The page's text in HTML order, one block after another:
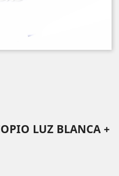
LUZ BLANCA +